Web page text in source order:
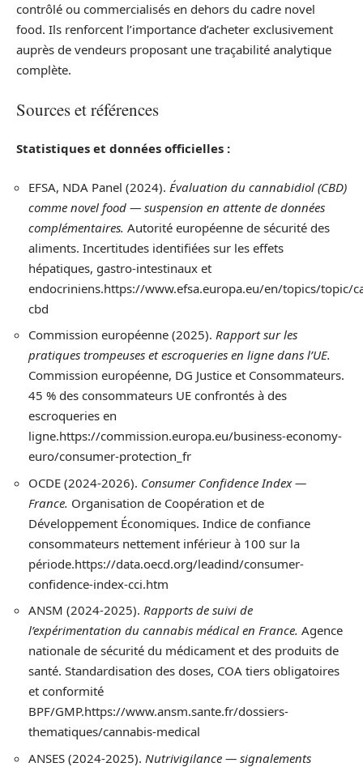
contrôlé ou commercialisés en dehors du cadre novel
food. Ils renforcent l’importance d’acheter exclusivement
auprès de vendeurs proposant une traçabilité analytique
complète.
Sources et références
Statistiques et données officielles :
EFSA, NDA Panel (2024). Évaluation du cannabidiol (CBD)
comme novel food — suspension en attente de données
complémentaires. Autorité européenne de sécurité des
aliments. Incertitudes identifiées sur les effets
hépatiques, gastro-intestinaux et
endocriniens.https://www.efsa.europa.eu/en/topics/topic/
cbd
Commission européenne (2025). Rapport sur les
pratiques trompeuses et escroqueries en ligne dans l’UE.
Commission européenne, DG Justice et Consommateurs.
45 % des consommateurs UE confrontés à des
escroqueries en
ligne.https://commission.europa.eu/business-economy-
euro/consumer-protection_fr
OCDE (2024-2026). Consumer Confidence Index —
France. Organisation de Coopération et de
Développement Économiques. Indice de confiance
consommateurs nettement inférieur à 100 sur la
période.https://data.oecd.org/leadind/consumer-
confidence-index-cci.htm
ANSM (2024-2025). Rapports de suivi de
l’expérimentation du cannabis médical en France. Agence
nationale de sécurité du médicament et des produits de
santé. Standardisation des doses, COA tiers obligatoires
et conformité
BPF/GMP.https://www.ansm.sante.fr/dossiers-
thematiques/cannabis-medical
ANSES (2024-2025). Nutrivigilance — signalements